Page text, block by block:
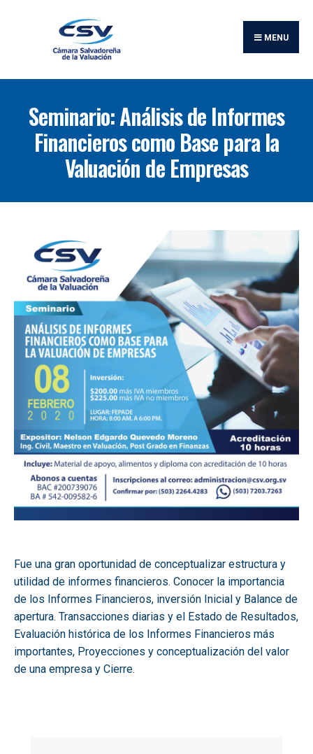
MENU
Seminario: Análisis de Informes
Financieros como Base para la
Valuación de Empresas
Fue una gran oportunidad de conceptualizar estructura y
utilidad de informes financieros. Conocer la importancia
de los Informes Financieros, inversión Inicial y Balance de
apertura. Transacciones diarias y el Estado de Resultados,
Evaluación histórica de los Informes Financieros más
importantes, Proyecciones y conceptualización del valor
de una empresa y Cierre.